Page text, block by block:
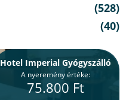
(528)
(40)
Hotel Imperial Gyógyszálló
A nyeremény értéke:
75.800 Ft